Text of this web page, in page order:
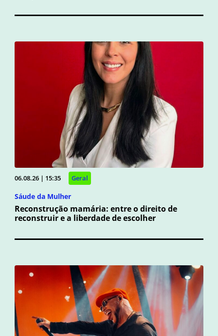
06.08.26 | 15:35 Geral
Sáude da Mulher
Reconstrução mamária: entre o direito de
reconstruir e a liberdade de escolher